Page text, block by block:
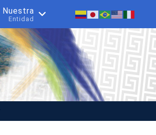
Nuestra
Entidad